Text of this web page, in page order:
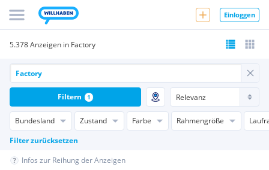
Einloggen
5.378 Anzeigen in Factory
Bundesland Zustand Farbe Rahmengröße
Filter zurücksetzen
Filtern 1
Infos zur Reihung der Anzeigen